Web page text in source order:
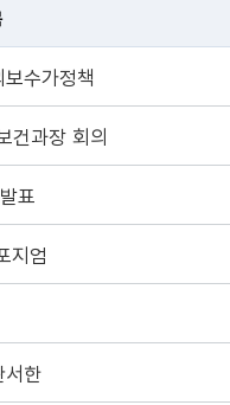
수가정책
건과장 회의
표
지엄
서한